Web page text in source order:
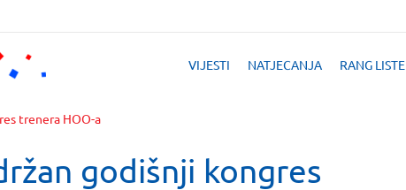
VIJESTI NATJECANJA RANG LISTE
godišnji kongres